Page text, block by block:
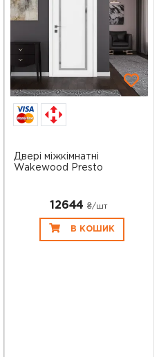
Двері міжкімнатні
Wakewood Presto
12644 ₴/шт
В КОШИК